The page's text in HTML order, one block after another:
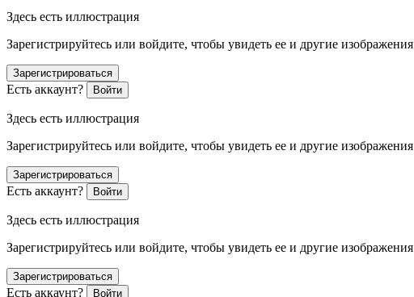
Здесь есть иллюстрация
Зарегистрируйтесь или войдите, чтобы увидеть ее и другие изображения
Зарегистрироваться
Есть аккаунт? Войти
Здесь есть иллюстрация
Зарегистрируйтесь или войдите, чтобы увидеть ее и другие изображения
Зарегистрироваться
Есть аккаунт? Войти
Здесь есть иллюстрация
Зарегистрируйтесь или войдите, чтобы увидеть ее и другие изображения
Зарегистрироваться
Есть аккаунт? Войти